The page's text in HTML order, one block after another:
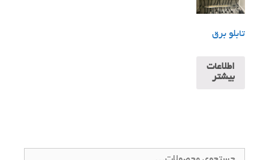
تابلو برق
اطلاعات
بیشتر